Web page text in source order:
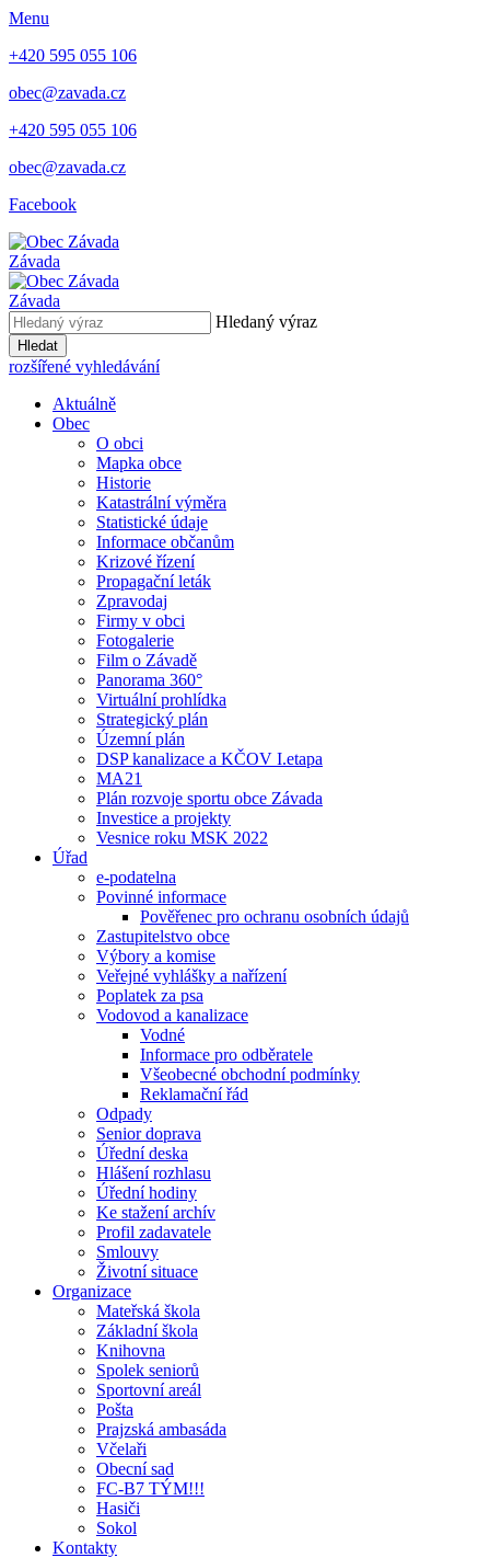
Menu
+420 595 055 106
obec@zavada.cz
+420 595 055 106
obec@zavada.cz
Facebook
Závada
Závada
Hledaný výraz
Hledat
rozšířené vyhledávání
Aktuálně
Obec
O obci
Mapka obce
Historie
Katastrální výměra
Statistické údaje
Informace občanům
Krizové řízení
Propagační leták
Zpravodaj
Firmy v obci
Fotogalerie
Film o Závadě
Panorama 360°
Virtuální prohlídka
Strategický plán
Územní plán
DSP kanalizace a KČOV I.etapa
MA21
Plán rozvoje sportu obce Závada
Investice a projekty
Vesnice roku MSK 2022
Úřad
e-podatelna
Povinné informace
Pověřenec pro ochranu osobních údajů
Zastupitelstvo obce
Výbory a komise
Veřejné vyhlášky a nařízení
Poplatek za psa
Vodovod a kanalizace
Vodné
Informace pro odběratele
Všeobecné obchodní podmínky
Reklamační řád
Odpady
Senior doprava
Úřední deska
Hlášení rozhlasu
Úřední hodiny
Ke stažení archív
Profil zadavatele
Smlouvy
Životní situace
Organizace
Mateřská škola
Základní škola
Knihovna
Spolek seniorů
Sportovní areál
Pošta
Prajzská ambasáda
Včelaři
Obecní sad
FC-B7 TÝM!!!
Hasiči
Sokol
Kontakty